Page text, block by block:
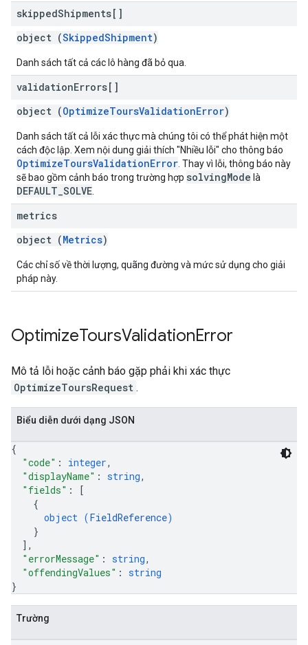
skippedShipments[]
object (SkippedShipment)
Danh sách tất cả các lô hàng đã bỏ qua.
validationErrors[]
object (OptimizeToursValidationError)
Danh sách tất cả lỗi xác thực mà chúng tôi có thể phát hiện một
cách độc lập. Xem nội dung giải thích "Nhiều lỗi" cho thông báo
OptimizeToursValidationError . Thay vì lỗi, thông báo này
sẽ bao gồm cảnh báo trong trường hợp solvingMode là
DEFAULT_SOLVE
metrics
object (Metrics)
Các chỉ số về thời lượng, quãng đường và mức sử dụng cho giải
pháp này.
OptimizeToursValidationError
Mô tả lỗi hoặc cảnh báo gặp phải khi xác thực
OptimizeToursRequest .
Biểu diễn dưới dạng JSON
{
"code" : integer,
"displayName" : string,
"fields" :
[
{
object (FieldReference)
}
] ,
"errorMessage" : string,
"offendingValues" : string
}
Trường